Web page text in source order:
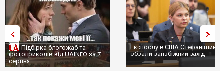
Підбірка блогожаб та
фотоприколів від UAINFO за 7
серпня
Експослу в США
обрали запобіжний захід